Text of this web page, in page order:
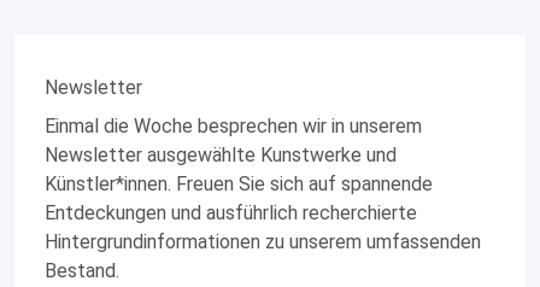
Newsletter
Einmal die Woche besprechen wir in unserem
Newsletter ausgewählte Kunstwerke und
Künstler*innen. Freuen Sie sich auf spannende
Entdeckungen und ausführlich recherchierte
Hintergrundinformationen zu unserem umfassenden
Bestand.